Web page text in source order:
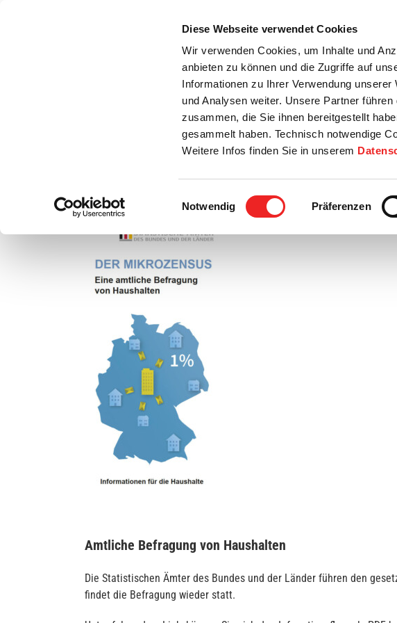
Diese Webseite verwendet Cookies
Wir verwenden Cookies, um Inhalte und
anbieten zu können und die Zugriffe auf
Informationen zu Ihrer Verwendung unserer
und Analysen weiter. Unsere Partner
zusammen, die Sie ihnen bereitgestellt
gesammelt haben. Technisch notwendige
Weitere Infos finden Sie in unserem
Einwilligungsauswahl
Notwendig Präferenzen
Startseite
Bürgerservice Rats- / Bürgerinfo Wirtschaft
Mikrozensus-Erhebung in der Gemeinde
Bild
Amtliche Befragung von Haushalten
Die Statistischen Ämter des Bundes und der Länder führen den
findet die Befragung wieder statt.